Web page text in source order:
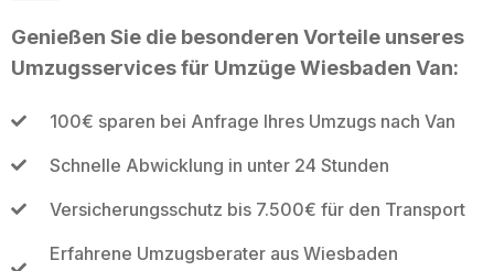
Genießen Sie die besonderen Vorteile unseres
Umzugsservices für Umzüge Wiesbaden Van:
100€ sparen bei Anfrage Ihres Umzugs nach Van
Schnelle Abwicklung in unter 24 Stunden
Versicherungsschutz bis 7.500€ für den Transport
Erfahrene Umzugsberater aus Wiesbaden